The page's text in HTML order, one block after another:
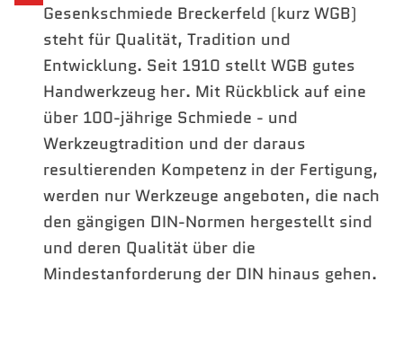
Gesenkschmiede Breckerfeld (kurz WGB)
steht für Qualität, Tradition und
Entwicklung. Seit 1910 stellt WGB gutes
Handwerkzeug her. Mit Rückblick auf eine
über 100-jährige Schmiede - und
Werkzeugtradition und der daraus
resultierenden Kompetenz in der Fertigung,
werden nur Werkzeuge angeboten, die nach
den gängigen DIN-Normen hergestellt sind
und deren Qualität über die
Mindestanforderung der DIN hinaus gehen.